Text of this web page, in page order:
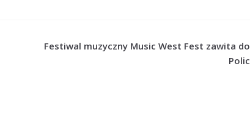
Festiwal muzyczny Music West Fest zawita do
Polic